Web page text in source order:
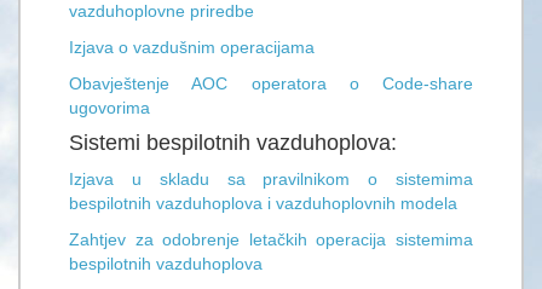
vazduhoplovne priredbe
Izjava o vazdušnim operacijama
Obavještenje AOC operatora o Code-share
ugovorima
Sistemi bespilotnih vazduhoplova:
Izjava u skladu sa pravilnikom o sistemima
bespilotnih vazduhoplova i vazduhoplovnih modela
Zahtjev za odobrenje letačkih operacija sistemima
bespilotnih vazduhoplova